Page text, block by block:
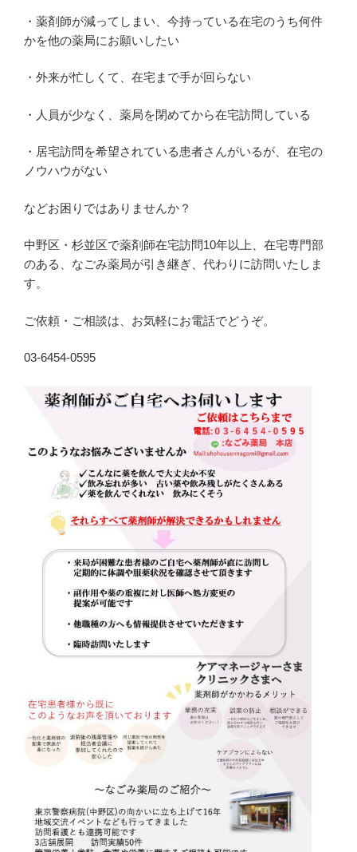
・薬剤師が減ってしまい、今持っている在宅のうち何件
かを他の薬局にお願いしたい
・外来が忙しくて、在宅まで手が回らない
・人員が少なく、薬局を閉めてから在宅訪問している
・居宅訪問を希望されている患者さんがいるが、在宅の
ノウハウがない
などお困りではありませんか？
中野区・杉並区で薬剤師在宅訪問10年以上、在宅専門部
のある、なごみ薬局が引き継ぎ、代わりに訪問いたしま
す。
ご依頼・ご相談は、お気軽にお電話でどうぞ。
03-6454-0595